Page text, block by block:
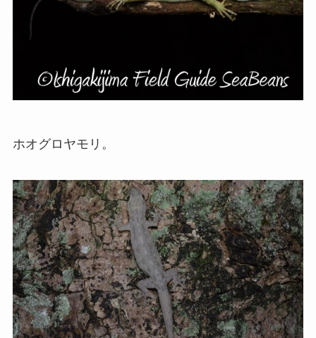
ホオグロヤモリ。